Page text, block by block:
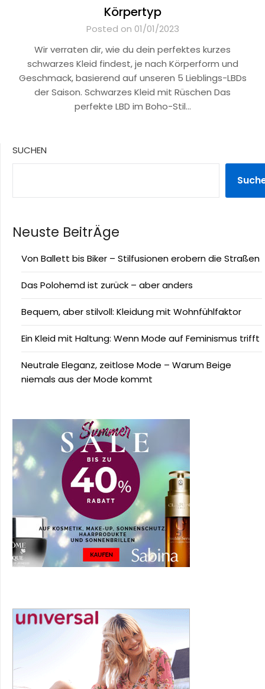
Körpertyp
Posted on 01/01/2023
Wir verraten dir, wie du dein perfektes kurzes
schwarzes Kleid findest, je nach Körperform und
Geschmack, basierend auf unseren 5 Lieblings-LBDs
der Saison. Schwarzes Kleid mit Rüschen Das
perfekte LBD im Boho-Stil…
SUCHEN
Neuste BeitrÄge
Von Ballett bis Biker – Stilfusionen erobern die Straßen
Das Polohemd ist zurück – aber anders
Bequem, aber stilvoll: Kleidung mit Wohnfühlfaktor
Ein Kleid mit Haltung: Wenn Mode auf Feminismus trifft
Neutrale Eleganz, zeitlose Mode – Warum Beige
niemals aus der Mode kommt